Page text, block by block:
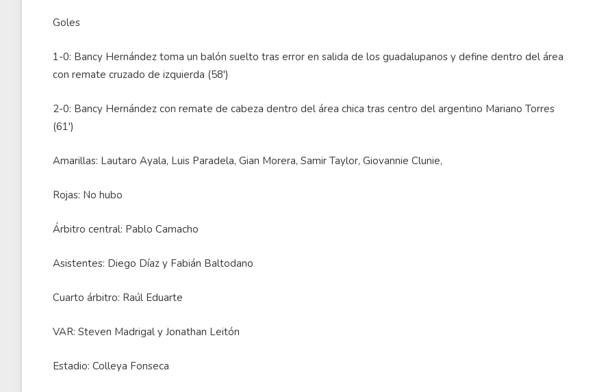
Goles
1-0: Bancy Hernández toma un balón suelto tras error en salida de los guadalupanos y define dentro del área
con remate cruzado de izquierda (58')
2-0: Bancy Hernández con remate de cabeza dentro del área chica tras centro del argentino Mariano Torres
(61')
Amarillas: Lautaro Ayala, Luis Paradela, Gian Morera, Samir Taylor, Giovannie Clunie,
Rojas: No hubo
Árbitro central: Pablo Camacho
Asistentes: Diego Díaz y Fabián Baltodano
Cuarto árbitro: Raúl Eduarte
VAR: Steven Madrigal y Jonathan Leitón
Estadio: Colleya Fonseca